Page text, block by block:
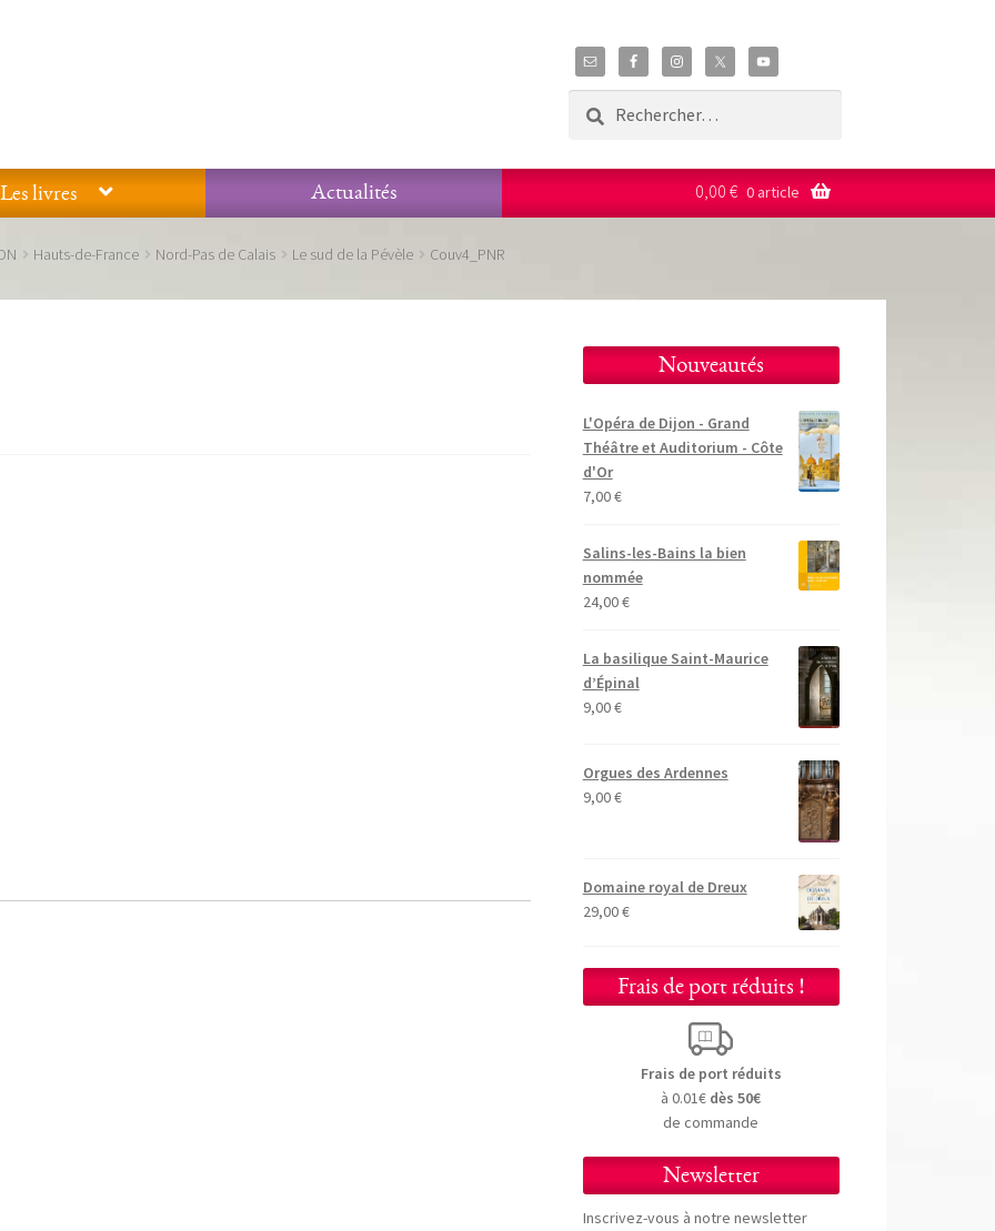
Les livres
Actualités
0,00 € 0 article
Hauts-de-France Nord-Pas de Calais Le sud de la Pévèle Couv4_PNR
Nouveautés
L'Opéra de Dijon - Grand
Théâtre et Auditorium - Côte
d'Or
7,00€
Salins-les-Bains la bien
nommée
24,00€
La basilique Saint-Maurice
d’Épinal
9,00€
Orgues des Ardennes
9,00€
Domaine royal de Dreux
29,00€
Frais de port réduits !
Frais de port réduits
à 0.01€ dès 50€
de commande
Newsletter
Inscrivez-vous à notre newsletter